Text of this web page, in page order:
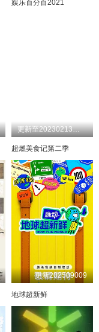
娱乐百分百2021
更新至20230213加更版期
超燃美食记第二季
更新202509009
地球超新鲜